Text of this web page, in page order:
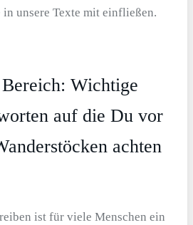
in unsere Texte mit einfließen.
Wichtige
auf die Du vor
achten
ist für viele Menschen ein